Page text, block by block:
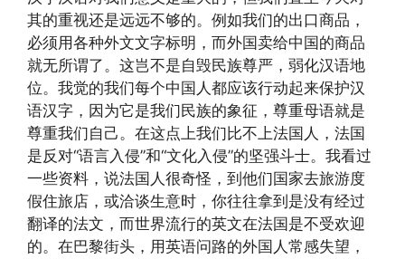
其的重视还是远远不够的。例如我们的出口商品，
必须用各种外文文字标明，而外国卖给中国的商品
就无所谓了。这岂不是自毁民族尊严，弱化汉语地
位。我觉的我们每个中国人都应该行动起来保护汉
语汉字，因为它是我们民族的象征，尊重母语就是
尊重我们自己。在这点上我们比不上法国人，法国
是反对“语言入侵”和“文化入侵”的坚强斗士。我看过
一些资料，说法国人很奇怪，到他们国家去旅游度
假住旅店，或洽谈生意时，你往往拿到是没有经过
翻译的法文，而世界流行的英文在法国是不受欢迎
的。在巴黎街头，用英语问路的外国人常感失望，